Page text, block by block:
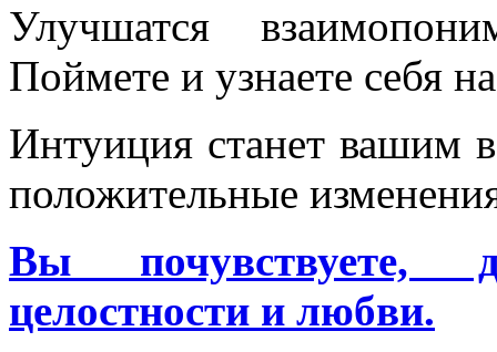
Улучшатся
Поймете и узнаете себя
Интуиция станет вашим
положительные
Вы почувствуете,
целостности и любви.